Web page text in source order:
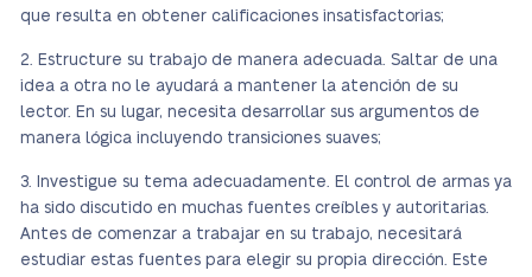
que resulta en obtener calificaciones insatisfactorias;
Estructure su trabajo de manera adecuada. Saltar de una
idea a otra no le ayudará a mantener la atención de su
lector. En su lugar, necesita desarrollar sus argumentos de
manera lógica incluyendo transiciones suaves;
Investigue su tema adecuadamente. El control de armas ya
ha sido discutido en muchas fuentes creíbles y autoritarias.
Antes de comenzar a trabajar en su trabajo, necesitará
estudiar estas fuentes para elegir su propia dirección. Este